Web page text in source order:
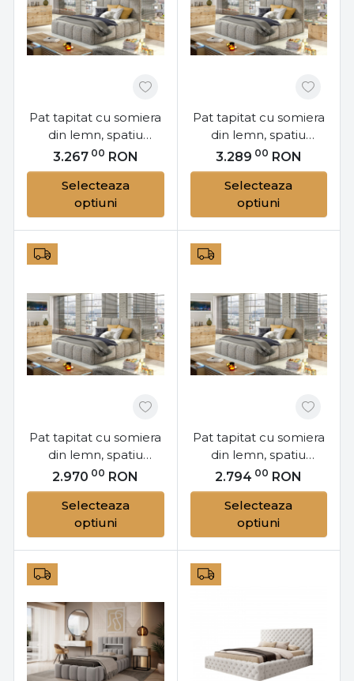
Pat tapitat cu somiera
din lemn, spatiu
pentru depozitare si
mecanism de ridicare
cu gaz, 160x200 cm,
Edvige SET21, Eltap
3.26700 RON
Selecteaza
optiuni
Pat tapitat cu somiera
din lemn, spatiu
pentru depozitare si
mecanism de ridicare
cu arc, 180x200 cm,
Edvige SET11, Eltap
3.289 00 RON
Selecteaza
optiuni
Pat tapitat cu somiera
din lemn, spatiu
pentru depozitare si
mecanism de ridicare
cu arc, 160x200 cm,
Edvige SET11, Eltap
2.970 00 RON
Selecteaza
optiuni
Pat tapitat cu somiera
din lemn, spatiu
pentru depozitare si
mecanism de ridicare
cu arc, 140x200 cm,
Edvige SET11, Eltap
2.794 00 RON
Selecteaza
optiuni